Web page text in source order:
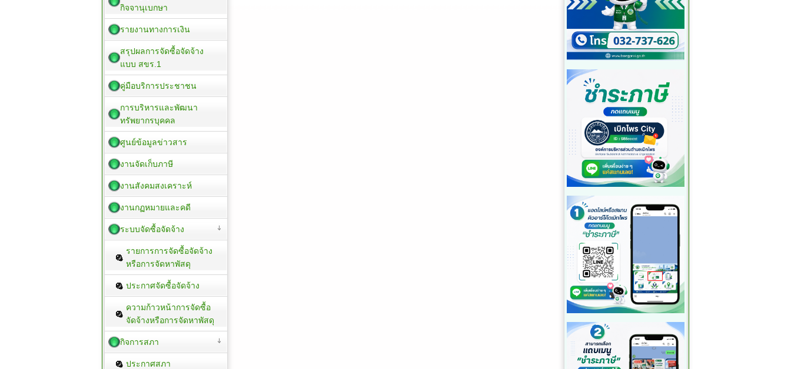
กิจจานุเบกษา
รายงานทางการเงิน
สรุปผลการจัดซื้อจัดจ้าง
แบบ สขร.1
คู่มือบริการประชาชน
การบริหารและพัฒนา
ทรัพยากรบุคคล
ศูนย์ข้อมูลข่าวสาร
งานจัดเก็บภาษี
งานสังคมสงเคราะห์
งานกฏหมายและคดี
ระบบจัดซื้อจัดจ้าง
รายการการจัดซื้อจัดจ้าง
หรือการจัดหาพัสดุ
ประกาศจัดซื้อจัดจ้าง
ความก้าวหน้าการจัดซื้อ
จัดจ้างหรือการจัดหาพัสดุ
กิจการสภา
ประกาศสภา